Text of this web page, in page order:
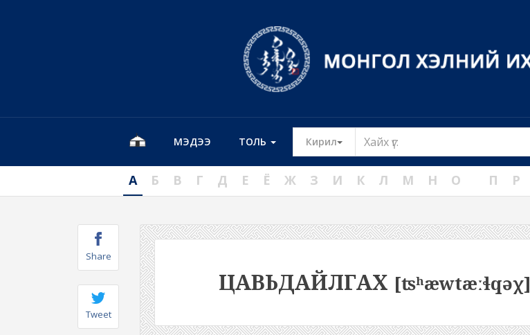
МЭДЭЭ ТОЛЬ Кирил Toggle Dropdown
А Б В Г Д Е Ё Ж З И К Л М Н О П Р
Share
Tweet
ЦАВЬДАЙЛГАХ [ʦʰæwtæːɬqəχ]